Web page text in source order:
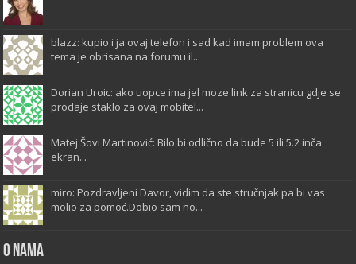
blazz: kupio i ja ovaj telefon i sad kad imam problem ova
tema je obrisana na forumu il...
Dorian Uroic: ako uopce ima jel moze link za stranicu gdje se
prodaje staklo za ovaj mobitel...
Matej Šovi Martinović: Bilo bi odlično da bude 5 ili 5.2 inča
ekran...
miro: Pozdravljeni Davor, vidim da ste stručnjak pa bi vas
molio za pomoć.Dobio sam no...
O Nama